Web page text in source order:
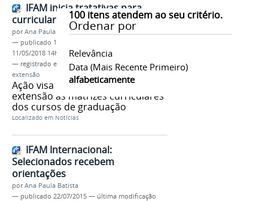
100itens atendem ao seu critério.
Ordenar por
Relevância
Data (mais Recente Primeiro)
alfabeticamente
IFAM inicia tratativas para
curricularização da extensão
porAna Paula Batista
— publicado 11/05/2018
11/05/2018 14h09
— registrado em:
PROEX
curricularização da
extensão
Ação visa incorporar atividades de
extensão às matrizes curriculares
dos cursos de graduação
Localizado em Notícias
IFAM Internacional:
Selecionados recebem
orientações
porAna Paula Batista
— publicado 22/07/2015 — última modificação